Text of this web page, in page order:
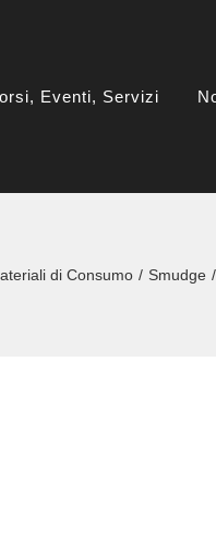
Eventi, Servizi
di Consumo Smudge